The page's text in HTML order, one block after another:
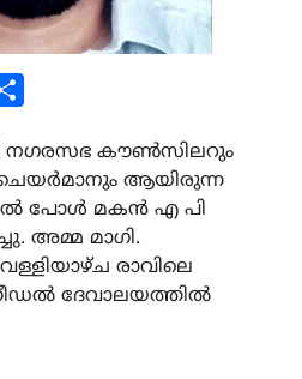
നഗരസഭ കൗൺസിലറും
ചെയർമാനും ആയിരുന്ന
പോൾ മകൻ എ പി
അമ്മ മാഗി.
രാവിലെ
ദേവാലയത്തിൽ